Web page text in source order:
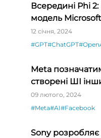
Всередині Phi
модель Microsoft
12 січня, 2024
#GPT#ChatGPT
Meta
створені ШІ
09 лютого, 2024
#Meta#AI#Facebook
Sony